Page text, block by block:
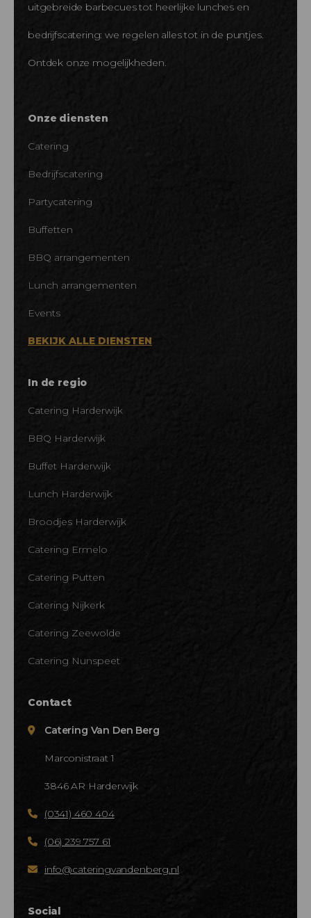
uitgebreide barbecues tot heerlijke lunches en
bedrijfscatering: we regelen alles tot in de puntjes.
Ontdek onze mogelijkheden.
Onze diensten
Catering
Bedrijfscatering
Partycatering
Buffetten
BBQ arrangementen
Lunch arrangementen
Events
BEKIJK ALLE DIENSTEN
In de regio
Catering Harderwijk
BBQ Harderwijk
Buffet Harderwijk
Lunch Harderwijk
Broodjes Harderwijk
Catering Ermelo
Catering Putten
Catering Nijkerk
Catering Zeewolde
Catering Nunspeet
Contact
Catering Van Den Berg
Marconistraat 1
3846 AR Harderwijk
(0341) 460 404
(06) 239 757 61
info@cateringvandenberg.nl
Social